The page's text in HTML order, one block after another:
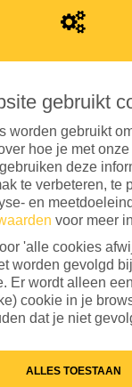
met iDEAL | Wero
€ 25 € 50
gebruikt
worden gebruikt
hoe je met
deze
te verbeteren, te
en
voor meer
'alle cookies
worden gevolgd
Er wordt alleen een
cookie in je
dat je niet
ALLES TOESTAAN